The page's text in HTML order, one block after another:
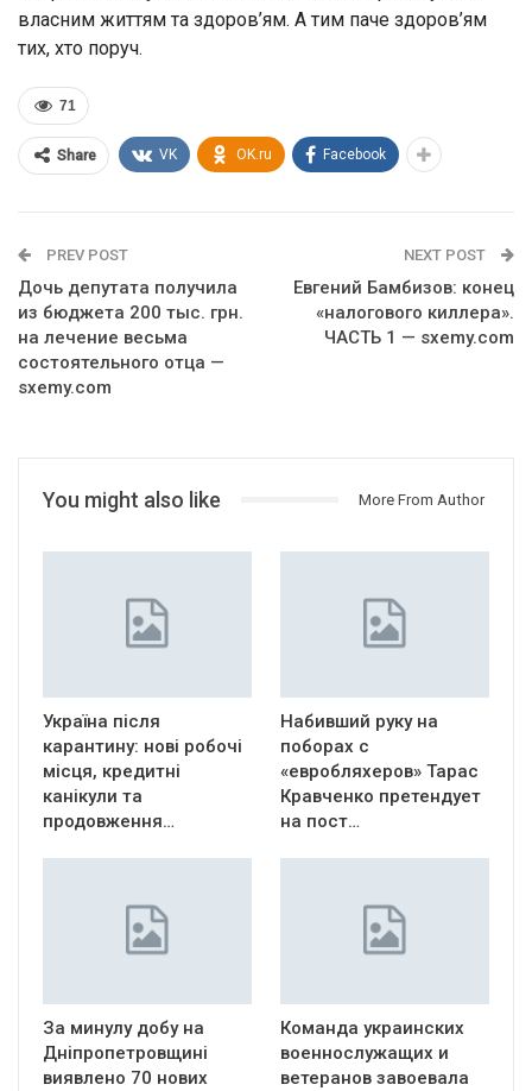
власним життям та здоров’ям. А тим паче здоров’ям
тих, хто поруч.
71
Share VK OK.ru Facebook
PREV POST
Дочь депутата получила
из бюджета 200 тыс. грн.
на лечение весьма
состоятельного отца —
sxemy.com
NEXT POST
Евгений Бамбизов: конец
«налогового киллера».
ЧАСТЬ 1 — sxemy.com
You might also like More From Author
Україна після
карантину: нові робочі
місця, кредитні
канікули та
продовження…
Набивший руку на
поборах с
«евробляхеров» Тарас
Кравченко претендует
на пост…
За минулу добу на
Дніпропетровщині
виявлено 70 нових
Команда украинских
военнослужащих и
ветеранов завоевала